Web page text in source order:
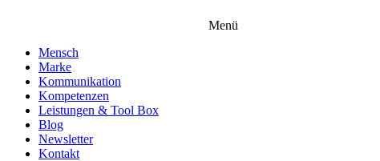
Menü
Mensch
Marke
Kommunikation
Kompetenzen
Leistungen & Tool Box
Blog
Newsletter
Kontakt